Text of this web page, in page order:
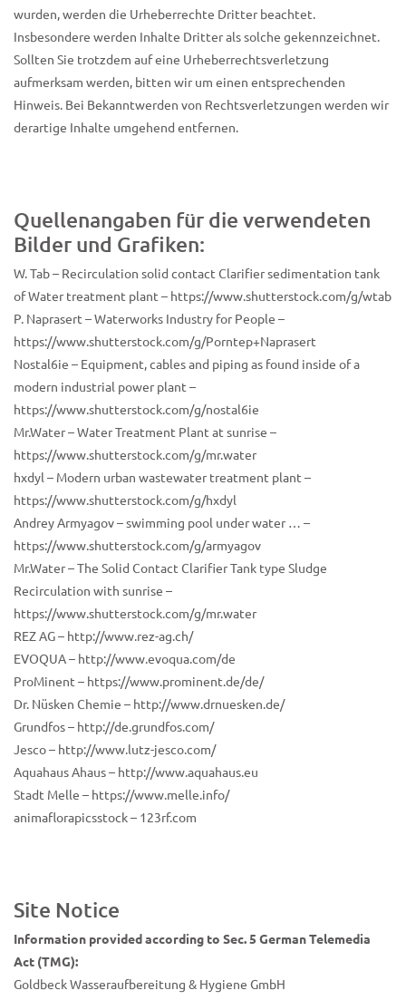
wurden, werden die Urheberrechte Dritter beachtet.
Insbesondere werden Inhalte Dritter als solche gekennzeichnet.
Sollten Sie trotzdem auf eine Urheberrechtsverletzung
aufmerksam werden, bitten wir um einen entsprechenden
Hinweis. Bei Bekanntwerden von Rechtsverletzungen werden wir
derartige Inhalte umgehend entfernen.
Quellenangaben für die verwendeten
Bilder und Grafiken:
W. Tab – Recirculation solid contact Clarifier sedimentation tank
of Water treatment plant – https://www.shutterstock.com/g/wtab
P. Naprasert – Waterworks Industry for People –
https://www.shutterstock.com/g/Porntep+Naprasert
Nostal6ie – Equipment, cables and piping as found inside of a
modern industrial power plant –
https://www.shutterstock.com/g/nostal6ie
Mr.Water – Water Treatment Plant at sunrise –
https://www.shutterstock.com/g/mr.water
hxdyl – Modern urban wastewater treatment plant –
https://www.shutterstock.com/g/hxdyl
Andrey Armyagov – swimming pool under water … –
https://www.shutterstock.com/g/armyagov
Mr.Water – The Solid Contact Clarifier Tank type Sludge
Recirculation with sunrise –
https://www.shutterstock.com/g/mr.water
REZ AG – http://www.rez-ag.ch/
EVOQUA – http://www.evoqua.com/de
ProMinent – https://www.prominent.de/de/
Dr. Nüsken Chemie – http://www.drnuesken.de/
Grundfos – http://de.grundfos.com/
Jesco – http://www.lutz-jesco.com/
Aquahaus Ahaus – http://www.aquahaus.eu
Stadt Melle – https://www.melle.info/
animaflorapicsstock – 123rf.com
Site Notice
Information provided according to Sec. 5 German Telemedia
Act (TMG):
Goldbeck Wasseraufbereitung & Hygiene GmbH